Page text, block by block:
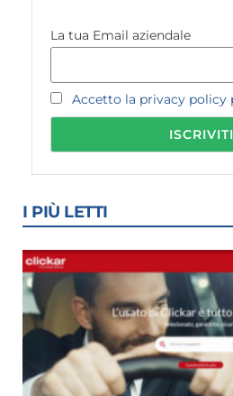
La tua Email aziendale
Accetto la privacy policy
I PIÙ LETTI